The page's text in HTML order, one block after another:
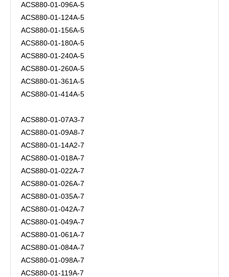
ACS880-01-096A-5
ACS880-01-124A-5
ACS880-01-156A-5
ACS880-01-180A-5
ACS880-01-240A-5
ACS880-01-260A-5
ACS880-01-361A-5
ACS880-01-414A-5
ACS880-01-07A3-7
ACS880-01-09A8-7
ACS880-01-14A2-7
ACS880-01-018A-7
ACS880-01-022A-7
ACS880-01-026A-7
ACS880-01-035A-7
ACS880-01-042A-7
ACS880-01-049A-7
ACS880-01-061A-7
ACS880-01-084A-7
ACS880-01-098A-7
ACS880-01-119A-7